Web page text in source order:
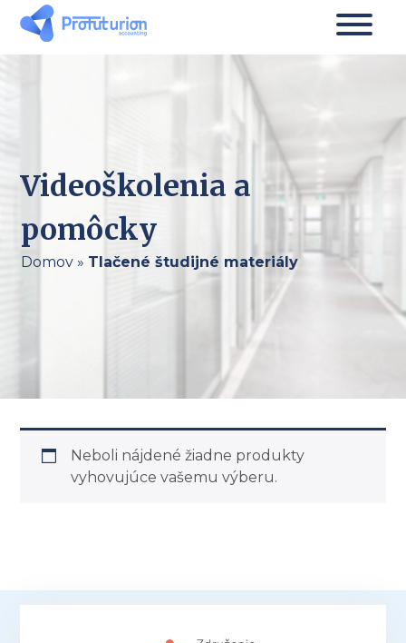
Videoškolenia a
pomôcky
Domov» Tlačené študijné materiály
Neboli nájdené žiadne produkty
vyhovujúce vašemu výberu.